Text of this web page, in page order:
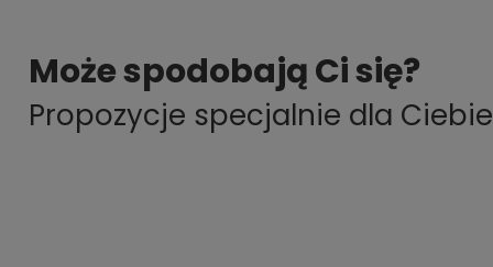
Może spodobają Ci się?
Propozycje specjalnie dla Ciebie